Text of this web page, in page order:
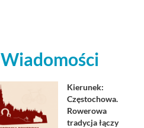
Wiadomości
Kierunek:
Częstochowa.
Rowerowa
tradycja łączy